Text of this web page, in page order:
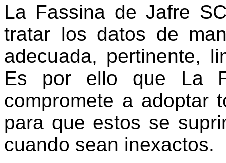
La Fassina de Jafre
tratar los datos de
adecuada, pertinente,
Es por ello que La
compromete a adoptar
para que estos se
cuando sean inexactos.